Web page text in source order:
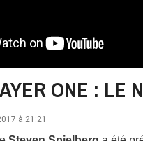
ONE : LE
à 21:21